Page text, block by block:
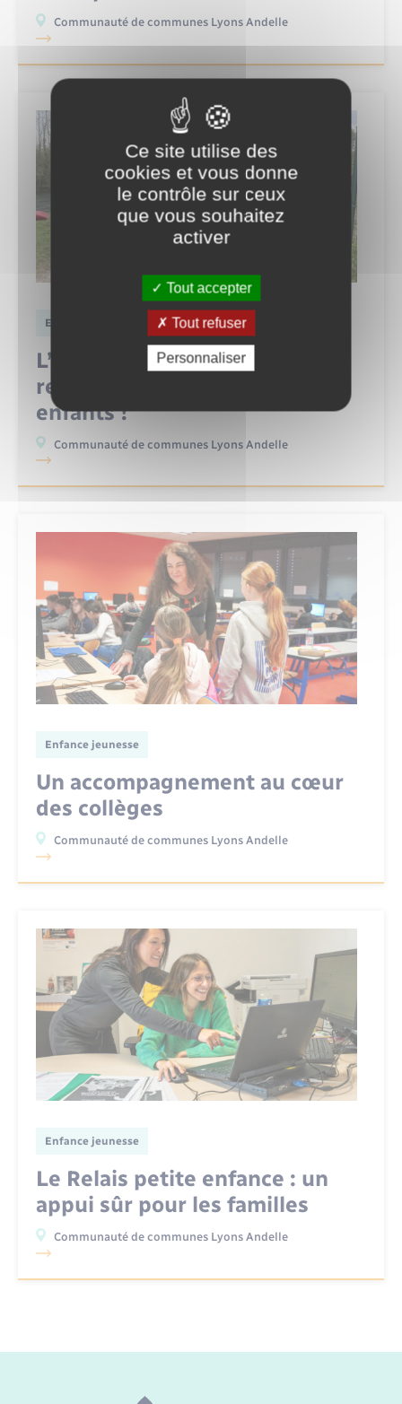
Communauté de communes Lyons Andelle
Enfance jeunesse
L’expédition Lyons Andelle
revient en avril : inscrivez vos
enfants !
Communauté de communes Lyons Andelle
Enfance jeunesse
Un accompagnement au cœur
des collèges
Communauté de communes Lyons Andelle
Enfance jeunesse
Le Relais petite enfance : un
appui sûr pour les familles
Communauté de communes Lyons Andelle
Ce site utilise des
cookies et vous donne
le contrôle sur ceux
que vous souhaitez
activer
Tout accepter
Tout refuser
Personnaliser